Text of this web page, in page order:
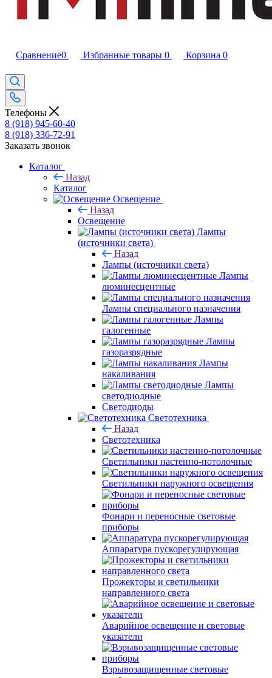
Сравнение0 Избранные товары 0 Корзина 0
Телефоны
8 (918) 945-60-40
8 (918) 336-72-91
Заказать звонок
Каталог
Назад
Каталог
Освещение
Назад
Освещение
Лампы
(источники света)
Назад
Лампы (источники света)
Лампы
люминесцентные
Лампы специального назначения
Лампы
галогенные
Лампы
газоразрядные
Лампы
накаливания
Лампы
светодиодные
Светодиоды
Светотехника
Назад
Светотехника
Светильники настенно-потолочные
Светильники наружного освещения
Фонари и переносные световые
приборы
Аппаратура пускорегулирующая
Прожекторы и светильники
направленного света
Аварийное освещение и световые
указатели
Взрывозащищенные световые